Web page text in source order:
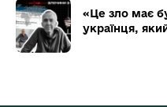
«Це зло має
українця,